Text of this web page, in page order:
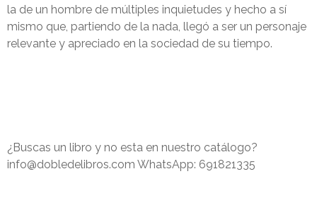
la de un hombre de múltiples inquietudes y hecho a sí
mismo que, partiendo de la nada, llegó a ser un personaje
relevante y apreciado en la sociedad de su tiempo.
¿Buscas un libro y no esta en nuestro catálogo?
info@dobledelibros.com WhatsApp: 691821335